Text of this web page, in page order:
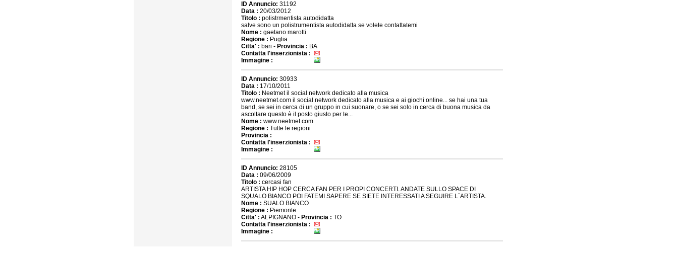
ID Annuncio: 31192
Data : 20/03/2012
Titolo : polistrmentista autodidatta
salve sono un polistrumentista autodidatta se volete contattatemi
Nome : gaetano marotti
Regione : Puglia
Citta' : bari - Provincia : BA
Contatta l'inserzionista :
Immagine :
ID Annuncio: 30933
Data : 17/10/2011
Titolo : Neetmet il social network dedicato alla musica
www.neetmet.com il social network dedicato alla musica e ai giochi online... se hai una tua
band, se sei in cerca di un gruppo in cui suonare, o se sei solo in cerca di buona musica da
ascoltare questo è il posto giusto per te...
Nome : www.neetmet.com
Regione : Tutte le regioni
Provincia :
Contatta l'inserzionista :
Immagine :
ID Annuncio: 28105
Data : 09/06/2009
Titolo : cercasi fan
ARTISTA HIP HOP CERCA FAN PER I PROPI CONCERTI. ANDATE SULLO SPACE DI
SQUALO BIANCO POI FATEMI SAPERE SE SIETE INTERESSATI A SEGUIRE L´ARTISTA.
Nome : SUALO BIANCO
Regione : Piemonte
Citta' : ALPIGNANO - Provincia : TO
Contatta l'inserzionista :
Immagine :